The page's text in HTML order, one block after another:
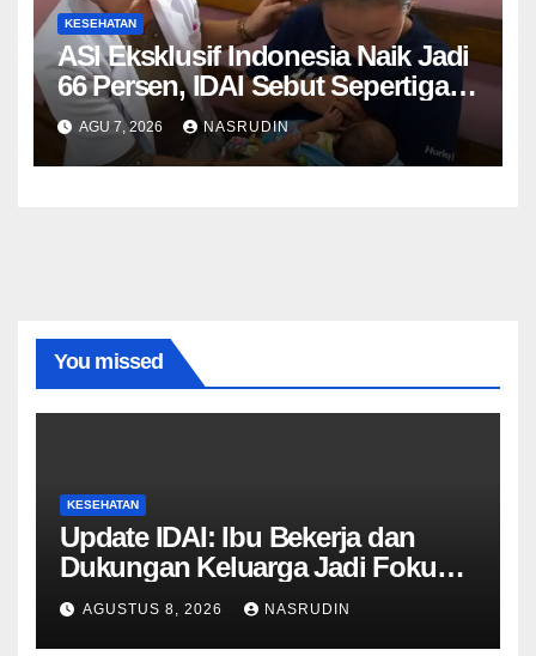
KESEHATAN
ASI Eksklusif Indonesia Naik Jadi
66 Persen, IDAI Sebut Sepertiga
Bayi Masih Belum
Mendapatkannya
AGU 7, 2026 NASRUDIN
You missed
KESEHATAN
Update IDAI: Ibu Bekerja dan
Dukungan Keluarga Jadi Fokus
Peningkatan ASI Eksklusif
AGUSTUS 8, 2026 NASRUDIN